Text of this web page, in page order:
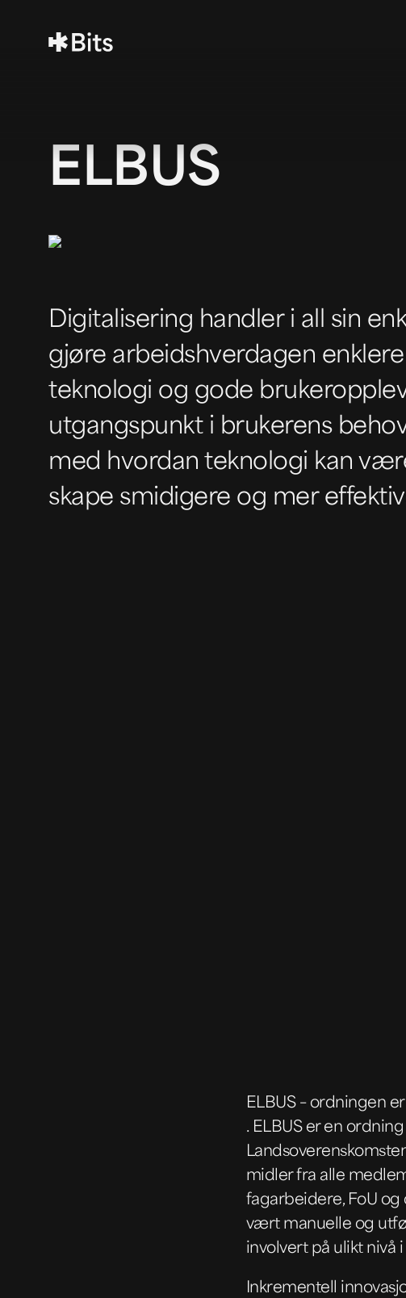
ELBUS
Digitalisering handler i all sin
gjøre arbeidshverdagen
teknologi og gode
utgangspunkt i brukerens
med hvordan teknologi kan
skape smidigere og mer
ELBUS – ordningen
. ELBUS er en
midler fra alle
fagarbeidere, FoU og
vært manuelle og
involvert på ulikt nivå
Inkrementell